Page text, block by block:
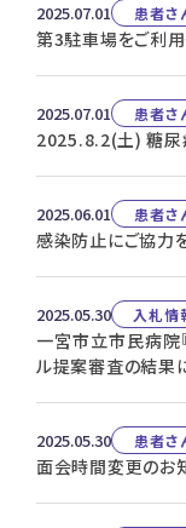
2025.07.01 患者さ
第3駐車場をご利用
2025.07.01 患者さ
2025.8.2(土) 糖尿
2025.06.01 患者さ
感染防止にご協力
2025.05.30 入札情
一宮市立市民病院
ル提案審査の結果
2025.05.30 患者さ
面会時間変更のお